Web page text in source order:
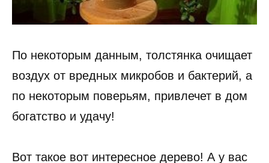
По некоторым данным, толстянка очищает
воздух от вредных микробов и бактерий, а
по некоторым поверьям, привлечет в дом
богатство и удачу!
Вот такое вот интересное дерево! А у вас